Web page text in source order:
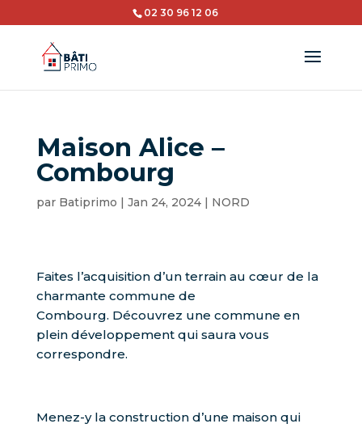
02 30 96 12 06
Maison Alice –
Combourg
par Batiprimo | Jan 24, 2024| NORD
Faites l’acquisition d’un terrain au cœur de la
charmante commune de
Combourg. Découvrez une commune en
plein développement qui saura vous
correspondre.
Menez-y la construction d’une maison qui